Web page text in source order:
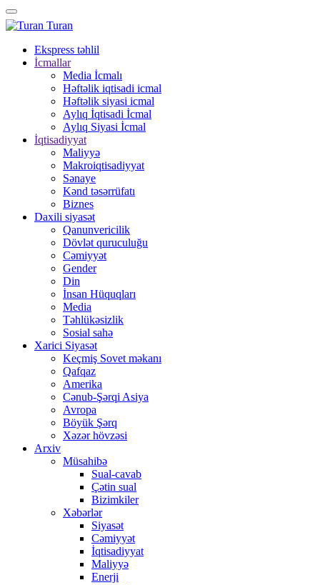
Turan
Ekspress təhlil
İcmallar
Media İcmalı
Həftəlik iqtisadi icmal
Həftəlik siyasi icmal
Aylıq İqtisadi İcmal
Aylıq Siyasi İcmal
İqtisadiyyat
Maliyyə
Makroiqtisadiyyat
Sənaye
Kənd təsərrüfatı
Biznes
Daxili siyasət
Qanunvericilik
Dövlət quruculuğu
Cəmiyyət
Gender
Din
İnsan Hüquqları
Media
Təhlükəsizlik
Sosial sahə
Xarici Siyasət
Keçmiş Sovet məkanı
Qafqaz
Amerika
Cənub-Şərqi Asiya
Avropa
Böyük Şərq
Xəzər hövzəsi
Arxiv
Müsahibə
Sual-cavab
Çətin sual
Bizimkiler
Xəbərlər
Siyasət
Cəmiyyət
İqtisadiyyat
Maliyyə
Enerji